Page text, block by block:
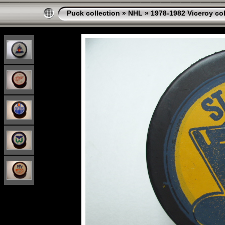
Puck collection » NHL » 1978-1982 Viceroy